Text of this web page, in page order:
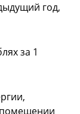
год,
за 1